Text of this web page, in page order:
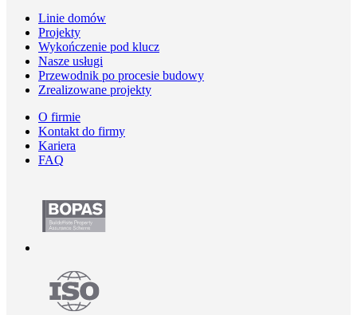
Linie domów
Projekty
Wykończenie pod klucz
Nasze usługi
Przewodnik po procesie budowy
Zrealizowane projekty
O firmie
Kontakt do firmy
Kariera
FAQ